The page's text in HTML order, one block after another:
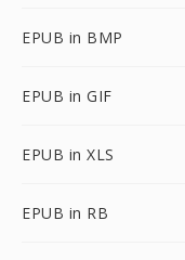
EPUB in BMP
EPUB in GIF
EPUB in XLS
EPUB in RB